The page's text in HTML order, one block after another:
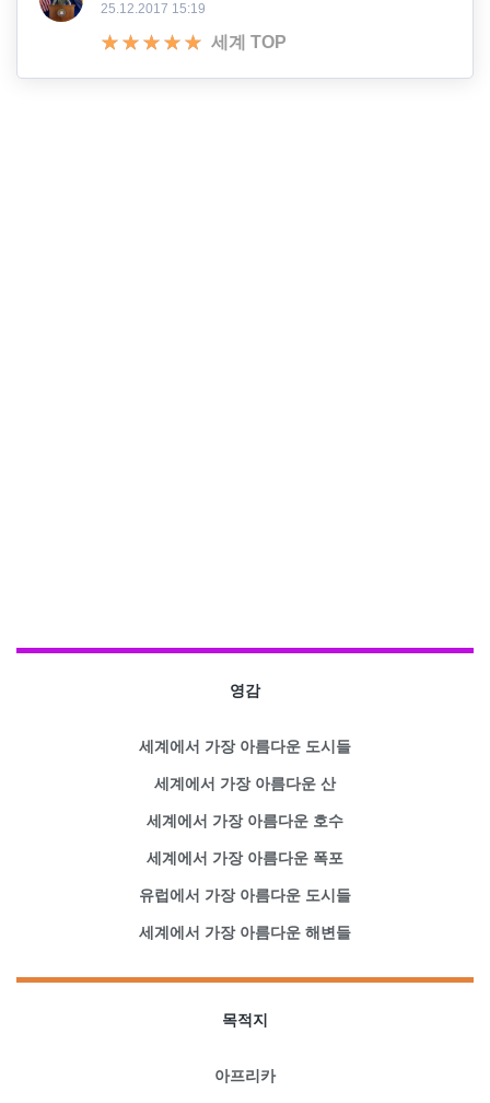
25.12.2017 15:19
세계 TOP
영감
세계에서 가장 아름다운 도시들
세계에서 가장 아름다운 산
세계에서 가장 아름다운 호수
세계에서 가장 아름다운 폭포
유럽에서 가장 아름다운 도시들
세계에서 가장 아름다운 해변들
목적지
아프리카